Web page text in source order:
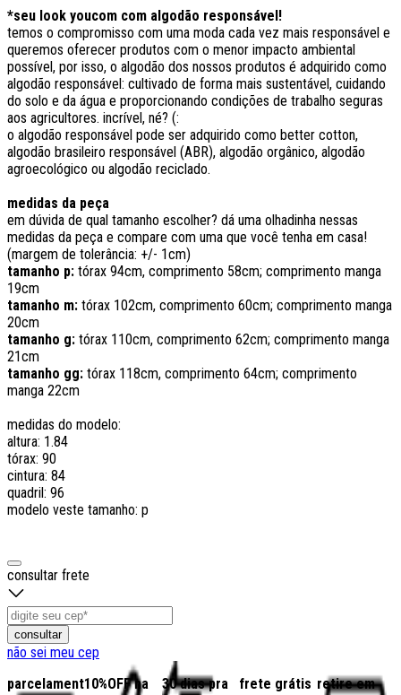
*seu look youcom com algodão responsável!
temos o compromisso com uma moda cada vez mais responsável e
queremos oferecer produtos com o menor impacto ambiental
possível, por isso, o algodão dos nossos produtos é adquirido como
algodão responsável: cultivado de forma mais sustentável, cuidando
do solo e da água e proporcionando condições de trabalho seguras
aos agricultores. incrível, né? (:
o algodão responsável pode ser adquirido como better cotton,
algodão brasileiro responsável (ABR), algodão orgânico, algodão
agroecológico ou algodão reciclado.
medidas da peça
em dúvida de qual tamanho escolher? dá uma olhadinha nessas
medidas da peça e compare com uma que você tenha em casa!
(margem de tolerância: +/- 1cm)
tamanho p: tórax 94cm, comprimento 58cm; comprimento manga
19cm
tamanho m: tórax 102cm, comprimento 60cm; comprimento manga
20cm
tamanho g: tórax 110cm, comprimento 62cm; comprimento manga
21cm
tamanho gg: tórax 118cm, comprimento 64cm; comprimento
manga 22cm
medidas do modelo:
altura: 1.84
tórax: 90
cintura: 84
quadril: 96
modelo veste tamanho: p
consultar frete
consultar
não sei meu cep
parcelamento10%OFF na
30 dias pra
frete grátis retire em